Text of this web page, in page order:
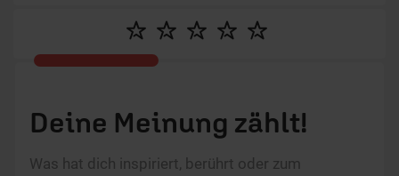
Deine Meinung zählt!
Was hat dich inspiriert, berührt oder zum